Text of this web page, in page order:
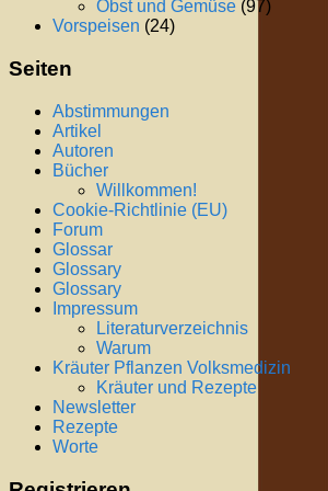
Obst und Gemüse (97)
Vorspeisen (24)
Seiten
Abstimmungen
Artikel
Autoren
Bücher
Willkommen!
Cookie-Richtlinie (EU)
Forum
Glossar
Glossary
Glossary
Impressum
Literaturverzeichnis
Warum
Kräuter Pflanzen Volksmedizin
Kräuter und Rezepte
Newsletter
Rezepte
Worte